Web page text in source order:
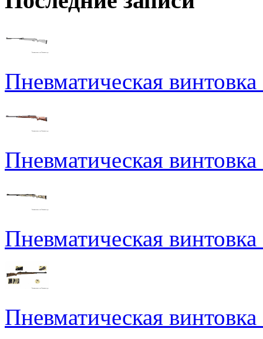
Пневматическая
Пневматическая
Пневматическая
Пневматическая